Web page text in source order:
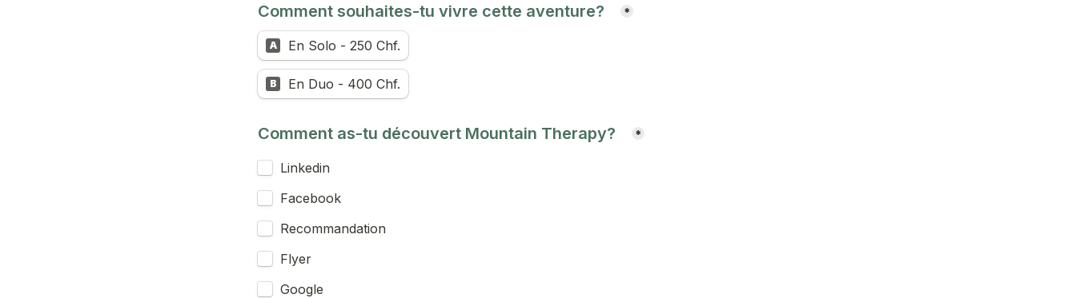
Comment souhaites-tu vivre cette aventure? *
A En Solo - 250 Chf.
B En Duo - 400 Chf.
Comment as-tu découvert Mountain Therapy? *
Linkedin
Facebook
Recommandation
Flyer
Google